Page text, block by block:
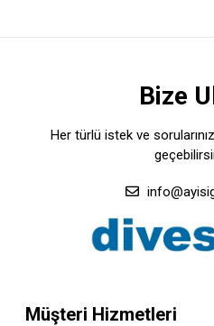
Bize
Her türlü istek ve
Müşteri Hizmetleri